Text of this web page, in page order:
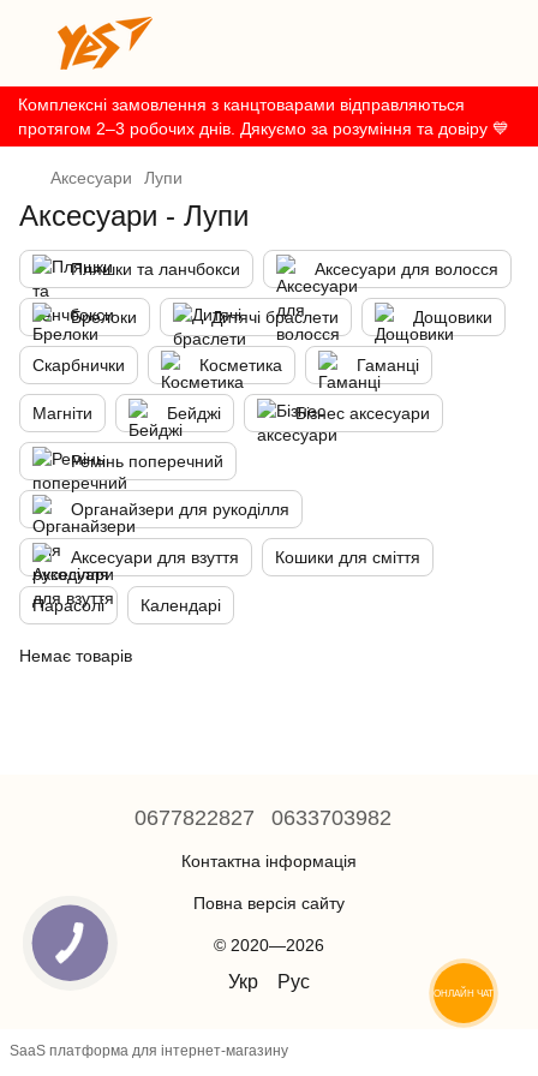
Комплексні замовлення з канцтоварами відправляються
протягом 2–3 робочих днів. Дякуємо за розуміння та довіру 💙
Аксесуари Лупи
Аксесуари - Лупи
Пляшки та ланчбокси Аксесуари для волосся
Брелоки Дитячі браслети Дощовики
Скарбнички Косметика Гаманці
Магніти Бейджі Бізнес аксесуари
Ремінь поперечний
Органайзери для рукоділля
Аксесуари для взуття Кошики для смiття
Парасолі Календарі
Немає товарів
0677822827 0633703982
Контактна інформація
Повна версія сайту
© 2020—2026
Укр Рус
SaaS платформа для інтернет-магазину
ОНЛАЙН ЧАТ